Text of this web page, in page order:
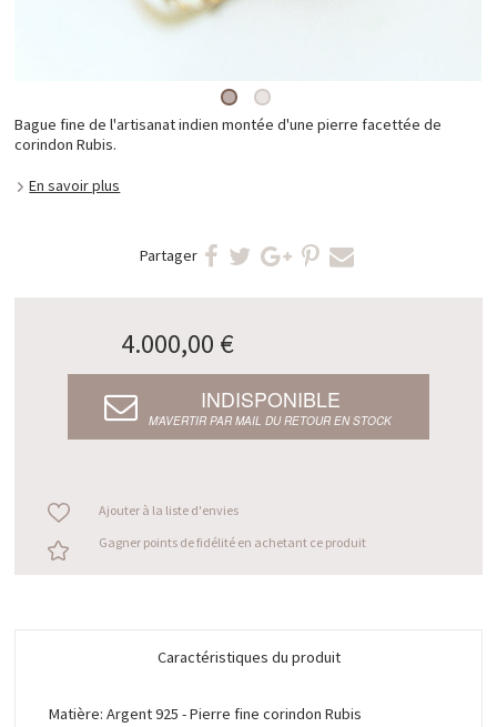
Bague fine de l'artisanat indien montée d'une pierre facettée de
corindon Rubis.
En savoir plus
Partager
4.000,00 €
INDISPONIBLE
M’AVERTIR PAR MAIL DU RETOUR EN STOCK
Ajouter à la liste d'envies
Gagner points de fidélité en achetant ce produit
Caractéristiques du produit
Matière: Argent 925 - Pierre fine corindon Rubis